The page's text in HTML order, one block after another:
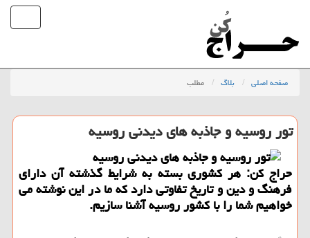
صفحه اصلی بلاگ مطلب
تور روسیه و جاذبه های دیدنی روسیه
حراج كن: هر كشوری بسته به شرایط گذشته آن دارای
فرهنگ و دین و تاریخ تفاوتی دارد كه ما در این نوشته می
خواهیم شما را با كشور روسیه آشنا سازیم.